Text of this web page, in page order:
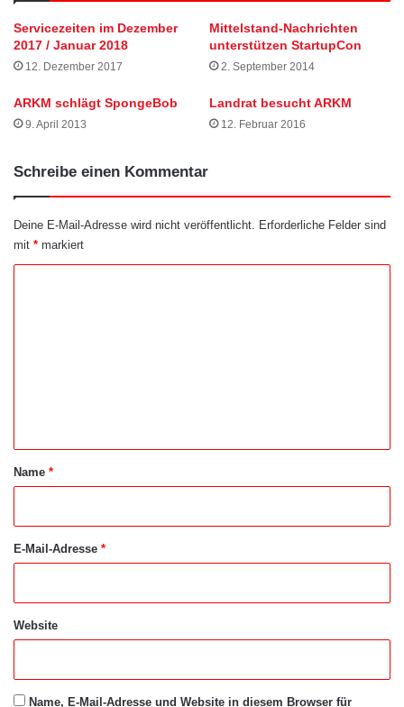
Servicezeiten im Dezember
2017 / Januar 2018
12. Dezember 2017
Mittelstand-Nachrichten
unterstützen StartupCon
2. September 2014
ARKM schlägt SpongeBob
9. April 2013
Landrat besucht ARKM
12. Februar 2016
Schreibe einen Kommentar
Deine E-Mail-Adresse wird nicht veröffentlicht.
Erforderliche Felder sind
mit * markiert
aName *
E-Mail-Adresse *
Website
Name, E-Mail-Adresse und Website in diesem Browser für